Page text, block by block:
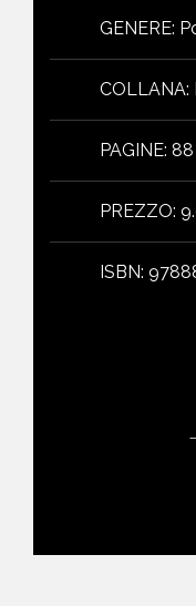
GENERE:
COLLANA:
PAGINE: 88
PREZZO:
ISBN: